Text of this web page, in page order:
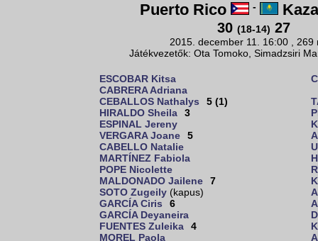
Puerto Rico -
30 (18-14) 27
2015. december 11. 16:00 , 269
Játékvezetők: Ota Tomoko, Simadzsiri
ESCOBAR Kitsa
CABRERA Adriana
CEBALLOS Nathalys
5 (1)
HIRALDO Sheila
3
ESPINAL Jereny
VERGARA Joane
5
CABELLO Natalie
MARTÍNEZ Fabiola
POPE Nicolette
MALDONADO Jailene
7
SOTO Zugeily (kapus)
GARCÍA Ciris
6
GARCÍA Deyaneira
FUENTES Zuleika
4
MOREL Paola